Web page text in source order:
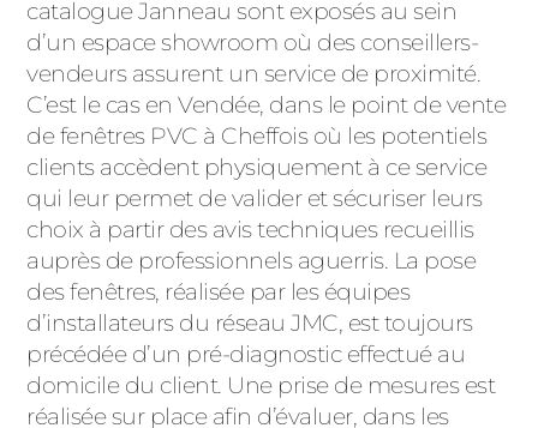
catalogue Janneau sont exposés au sein
d’un espace showroom où des conseillers-
vendeurs assurent un service de proximité.
C’est le cas en Vendée, dans le point de vente
de fenêtres PVC à Cheffois où les potentiels
clients accèdent physiquement à ce service
qui leur permet de valider et sécuriser leurs
choix à partir des avis techniques recueillis
auprès de professionnels aguerris. La pose
des fenêtres, réalisée par les équipes
d’installateurs du réseau JMC, est toujours
précédée d’un pré-diagnostic effectué au
domicile du client. Une prise de mesures est
réalisée sur place afin d’évaluer, dans les